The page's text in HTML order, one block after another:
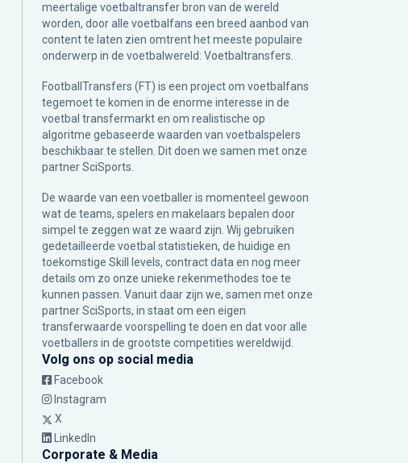
meertalige voetbaltransfer bron van de wereld
worden, door alle voetbalfans een breed aanbod van
content te laten zien omtrent het meeste populaire
onderwerp in de voetbalwereld: Voetbaltransfers.
FootballTransfers (FT) is een project om voetbalfans
tegemoet te komen in de enorme interesse in de
voetbal transfermarkt en om realistische op
algoritme gebaseerde waarden van voetbalspelers
beschikbaar te stellen. Dit doen we samen met onze
partnerSciSports
De waarde van een voetballer is momenteel gewoon
wat de teams, spelers en makelaars bepalen door
simpel te zeggen wat ze waard zijn. Wij gebruiken
gedetailleerde voetbal statistieken, de huidige en
toekomstige Skill levels, contract data en nog meer
details om zo onze unieke rekenmethodes toe te
kunnen passen. Vanuit daar zijn we, samen met onze
partner SciSports, in staat om een eigen
transferwaarde voorspelling te doen en dat voor alle
voetballers in de grootste competities wereldwijd.
Volg ons op social media
Facebook
Instagram
X
LinkedIn
Corporate & Media